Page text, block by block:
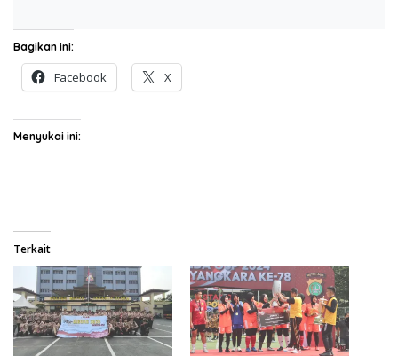
Bagikan ini:
Facebook X
Menyukai ini:
Terkait